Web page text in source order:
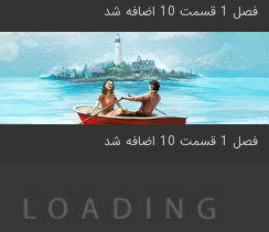
فصل 1 قسمت 10 اضافه شد
فصل 1 قسمت 10 اضافه شد